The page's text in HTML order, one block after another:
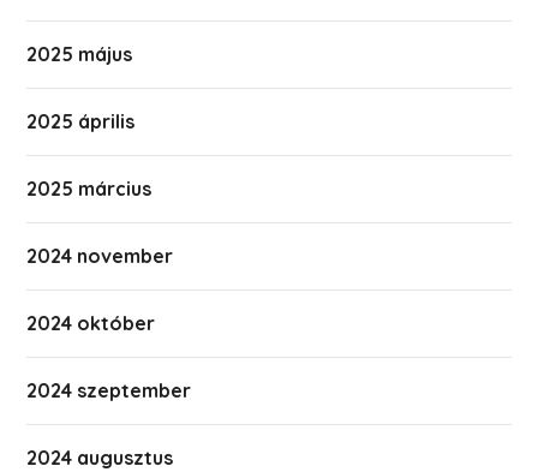
2025 május
2025 április
2025 március
2024 november
2024 október
2024 szeptember
2024 augusztus